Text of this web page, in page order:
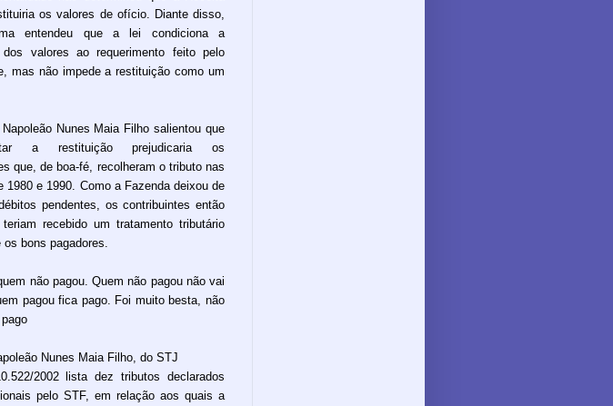
os valores de ofício. Diante disso,
entendeu que a lei condiciona a
dos valores ao requerimento feito pelo
mas não impede a restituição como um
Nunes Maia Filho salientou que
a restituição prejudicaria os
que, de boa-fé, recolheram o tributo nas
1980 e 1990. Como a Fazenda deixou de
pendentes, os contribuintes então
teriam recebido um tratamento tributário
bons pagadores.
não pagou. Quem não pagou não vai
pagou fica pago. Foi muito besta, não
Nunes Maia Filho, do STJ
2002 lista dez tributos declarados
pelo STF, em relação aos quais a